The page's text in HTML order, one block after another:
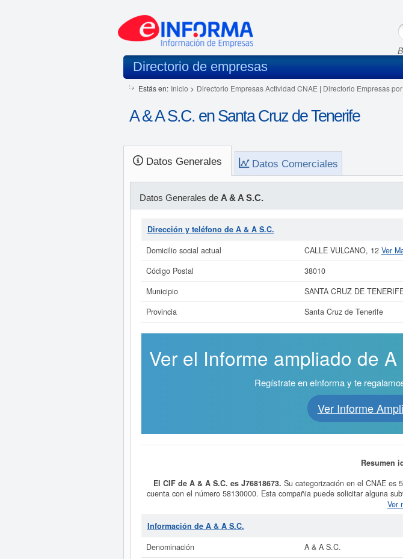
Directorio de empresas
Estás en: Inicio > Directorio Empresas Actividad CNAE | Directorio Empresas
A & A S.C. en Santa Cruz de Tenerife
Datos Generales Datos Comerciales
Datos Generales de A & A S.C.
Dirección y teléfono de A & A S.C.
Domicilio social actual
CALLE VULCANO, 12 Ver
Código Postal
38010
Municipio
SANTA CRUZ DE
Provincia
Santa Cruz de Tenerife
Ver el Informe ampliado de A
Regístrate en eInforma y te
Ver Informe
Resumen
El CIF de A & A S.C. es J76818673. Su categorización en el CNAE es
cuenta con el número 58130000. Esta compañia puede solicitar alguna
Si está interesado en conocer más datos de la empresa A & A S.C. puede
los resultados de sus años de actividad, así
Ver
Información de A & A S.C.
Denominación
A & A S.C.